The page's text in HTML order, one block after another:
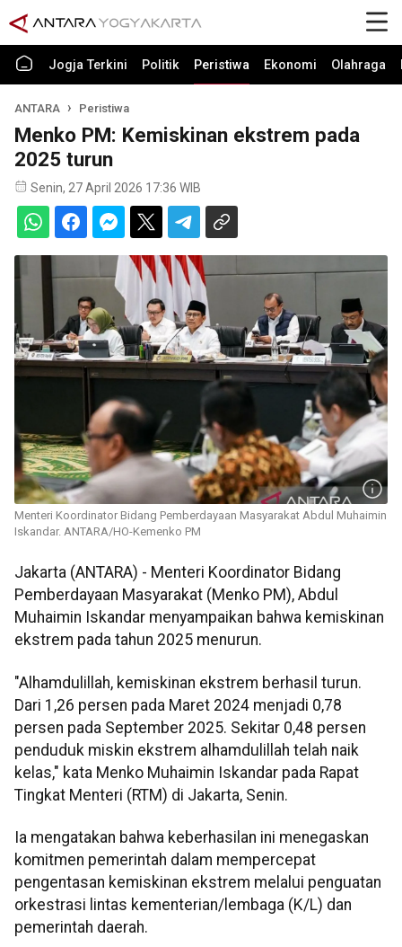
Jogja Terkini Politik Peristiwa Ekonomi Olahraga
ANTARA Peristiwa
Menko PM: Kemiskinan ekstrem pada
2025 turun
Senin, 27 April 2026 17:36 WIB
Menteri Koordinator Bidang Pemberdayaan Masyarakat Abdul Muhaimin
Iskandar. ANTARA/HO-Kemenko PM
Jakarta (ANTARA) - Menteri Koordinator Bidang
Pemberdayaan Masyarakat (Menko PM), Abdul
Muhaimin Iskandar menyampaikan bahwa kemiskinan
ekstrem pada tahun 2025 menurun.
"Alhamdulillah, kemiskinan ekstrem berhasil turun.
Dari 1,26 persen pada Maret 2024 menjadi 0,78
persen pada September 2025. Sekitar 0,48 persen
penduduk miskin ekstrem alhamdulillah telah naik
kelas," kata Menko Muhaimin Iskandar pada Rapat
Tingkat Menteri (RTM) di Jakarta, Senin.
Ia mengatakan bahwa keberhasilan ini menegaskan
komitmen pemerintah dalam mempercepat
pengentasan kemiskinan ekstrem melalui penguatan
orkestrasi lintas kementerian/lembaga (K/L) dan
pemerintah daerah.